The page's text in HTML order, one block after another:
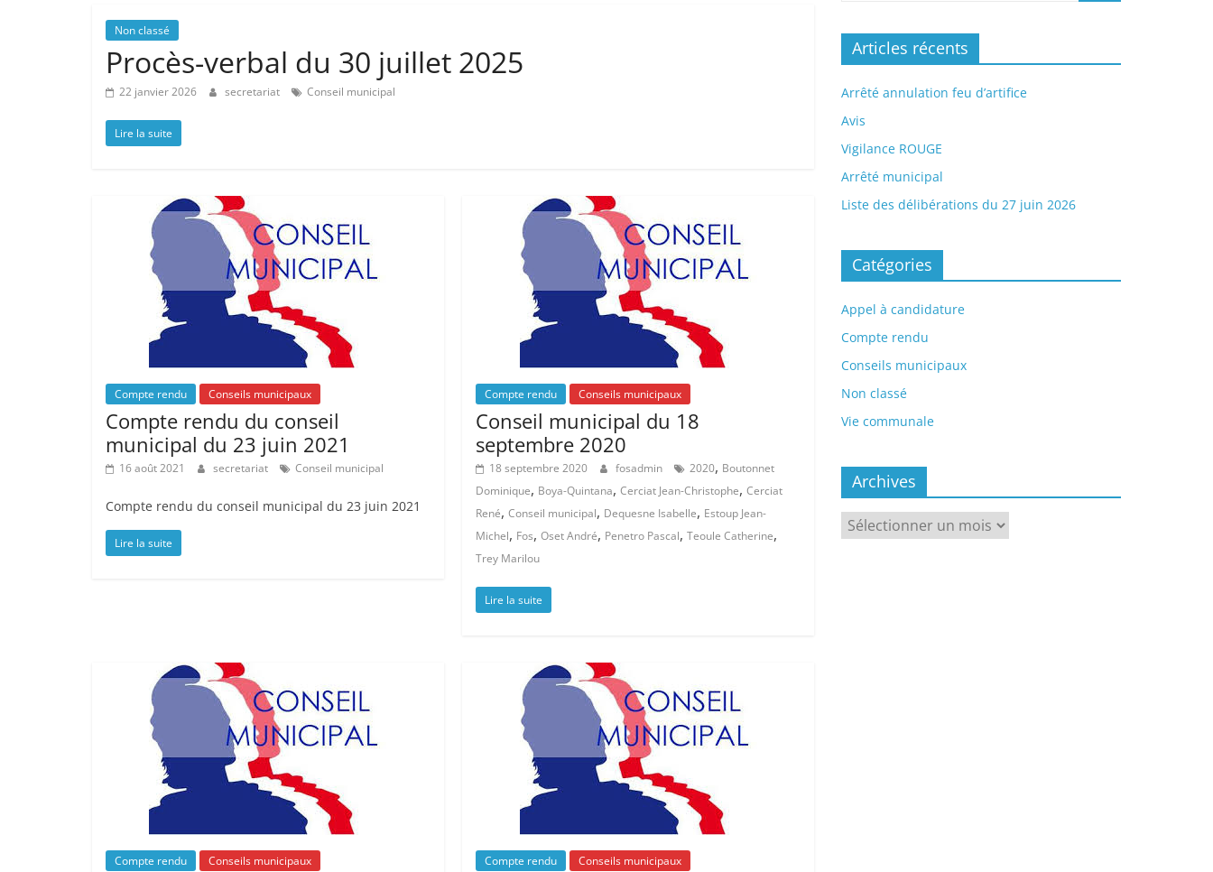
Non classé
Procès-verbal du 30 juillet 2025
22 janvier 2026 secretariat Conseil municipal
Lire la suite
Compte rendu Conseils municipaux
Compte rendu du conseil
municipal du 23 juin 2021
16 août 2021 secretariat Conseil municipal
Compte rendu du conseil municipal du 23 juin 2021
Lire la suite
Compte rendu Conseils municipaux
Conseil municipal du 18
septembre 2020
18 septembre 2020 fosadmin 2020, Boutonnet
Dominique, Boya-Quintana,Cerciat Jean-Christophe,Cerciat
René,Conseil municipal, Dequesne Isabelle, Estoup Jean-
Michel, Fos,Oset André, Penetro Pascal,Teoule Catherine,
Trey Marilou
Lire la suite
Compte rendu Conseils municipaux Compte rendu Conseils municipaux
Articles récents
Arrêté annulation feu d’artifice
Avis
Vigilance ROUGE
Arrêté municipal
Liste des délibérations du 27 juin 2026
Catégories
Appel à candidature
Compte rendu
Conseils municipaux
Non classé
Vie communale
Archives
Archives